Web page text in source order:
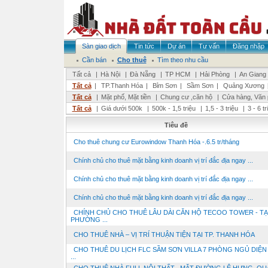
Sàn giao dịch Tin tức Dự án Tư vấn Đăng nhập
Cần bán
Cho thuê
Tìm theo nhu cầu
Tất cả
| Hà Nội | Đà Nẵng | TP HCM | Hải Phòng | An Giang
Tất cả | TP.Thanh Hóa | Bỉm Sơn | Sầm Sơn | Quảng Xương
Tất cả
| Mặt phố, Mặt tiền | Chung cư ,căn hộ | Cửa hàng, Văn
Tất cả
| Giá dưới 500k | 500k - 1,5 triệu | 1,5 - 3 triệu | 3 - 6
Tiêu đề
Cho thuê chung cư Eurowindow Thanh Hóa -.6.5 tr/tháng
Chính chủ cho thuê mặt bằng kinh doanh vị trí đắc địa ngay ...
Chính chủ cho thuê mặt bằng kinh doanh vị trí đắc địa ngay ...
Chính chủ cho thuê mặt bằng kinh doanh vị trí đắc địa ngay ...
CHÍNH CHỦ CHO THUÊ LÂU DÀI CĂN HỘ TECOO TOWER -
PHƯỜNG ...
CHO THUÊ NHÀ – VỊ TRÍ THUẬN TIỆN TẠI TP. THANH HÓA
CHO THUÊ DU LỊCH FLC SẦM SƠN VILLA 7 PHÒNG NGỦ DIỆN